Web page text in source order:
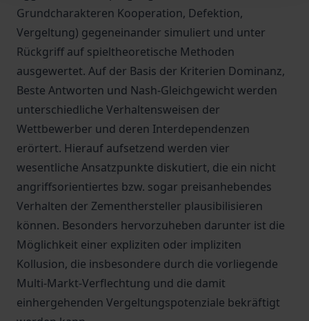
Grundcharakteren Kooperation, Defektion,
Vergeltung) gegeneinander simuliert und unter
Rückgriff auf spieltheoretische Methoden
ausgewertet. Auf der Basis der Kriterien Dominanz,
Beste Antworten und Nash-Gleichgewicht werden
unterschiedliche Verhaltensweisen der
Wettbewerber und deren Interdependenzen
erörtert. Hierauf aufsetzend werden vier
wesentliche Ansatzpunkte diskutiert, die ein nicht
angriffsorientiertes bzw. sogar preisanhebendes
Verhalten der Zementhersteller plausibilisieren
können. Besonders hervorzuheben darunter ist die
Möglichkeit einer expliziten oder impliziten
Kollusion, die insbesondere durch die vorliegende
Multi-Markt-Verflechtung und die damit
einhergehenden Vergeltungspotenziale bekräftigt